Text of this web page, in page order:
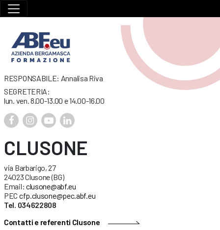
RESPONSABILE: Annalisa Riva
SEGRETERIA:
lun. ven. 8.00-13.00 e 14.00-16.00
CLUSONE
via Barbarigo, 27
24023 Clusone (BG)
Email: clusone@abf.eu
PEC cfp.clusone@pec.abf.eu
Tel. 034622808
Contatti e referenti Clusone